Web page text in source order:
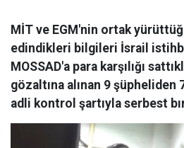
MİT ve EGM'nin ortak
edindikleri bilgileri İsrail
MOSSAD'a para karşılığı
gözaltına alınan 9 şüpheliden
adli kontrol şartıyla serbest